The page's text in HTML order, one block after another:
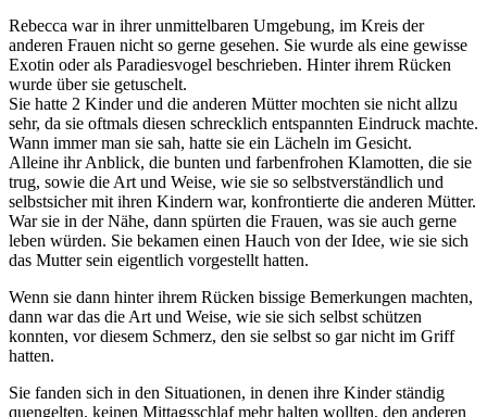
Rebecca war in ihrer unmittelbaren Umgebung, im Kreis der
anderen Frauen nicht so gerne gesehen. Sie wurde als eine gewisse
Exotin oder als Paradiesvogel beschrieben. Hinter ihrem Rücken
wurde über sie getuschelt.
Sie hatte 2 Kinder und die anderen Mütter mochten sie nicht allzu
sehr, da sie oftmals diesen schrecklich entspannten Eindruck machte.
Wann immer man sie sah, hatte sie ein Lächeln im Gesicht.
Alleine ihr Anblick, die bunten und farbenfrohen Klamotten, die sie
trug, sowie die Art und Weise, wie sie so selbstverständlich und
selbstsicher mit ihren Kindern war, konfrontierte die anderen Mütter.
War sie in der Nähe, dann spürten die Frauen, was sie auch gerne
leben würden. Sie bekamen einen Hauch von der Idee, wie sie sich
das Mutter sein eigentlich vorgestellt hatten.
Wenn sie dann hinter ihrem Rücken bissige Bemerkungen machten,
dann war das die Art und Weise, wie sie sich selbst schützen
konnten, vor diesem Schmerz, den sie selbst so gar nicht im Griff
hatten.
Sie fanden sich in den Situationen, in denen ihre Kinder ständig
quengelten, keinen Mittagsschlaf mehr halten wollten, den anderen